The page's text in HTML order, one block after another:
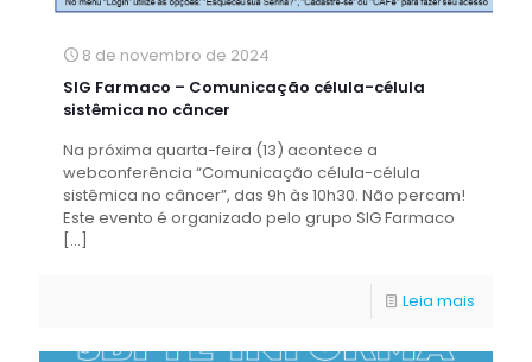
8 de novembro de 2024
SIG Farmaco – Comunicação célula-célula
sistêmica no câncer
Na próxima quarta-feira (13) acontece a
webconferência “Comunicação célula-célula
sistêmica no câncer”, das 9h às 10h30. Não percam!
Este evento é organizado pelo grupo SIG Farmaco
[…]
Leia mais